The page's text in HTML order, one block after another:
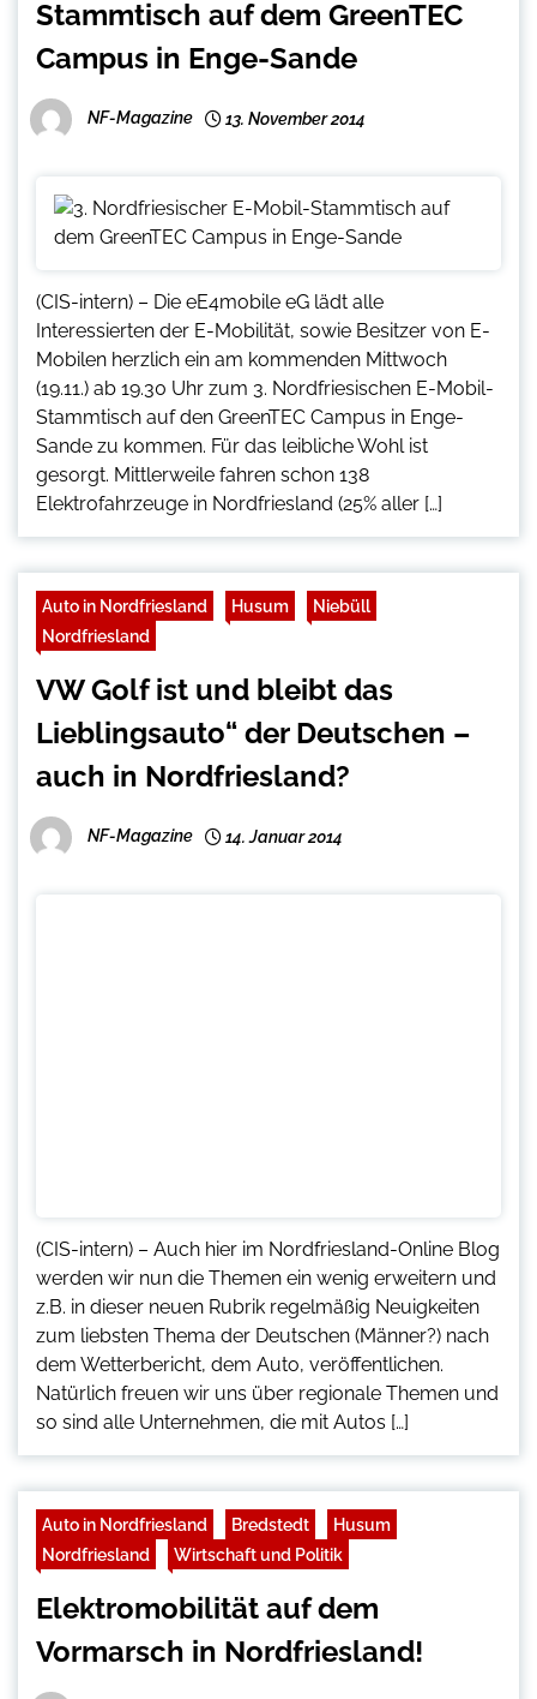
Stammtisch auf dem GreenTEC
Campus in Enge-Sande
NF-Magazine 13. November 2014
(CIS-intern) – Die eE4mobile eG lädt alle
Interessierten der E-Mobilität, sowie Besitzer von E-
Mobilen herzlich ein am kommenden Mittwoch
(19.11.) ab 19.30 Uhr zum 3. Nordfriesischen E-Mobil-
Stammtisch auf den GreenTEC Campus in Enge-
Sande zu kommen. Für das leibliche Wohl ist
gesorgt. Mittlerweile fahren schon 138
Elektrofahrzeuge in Nordfriesland (25% aller […]
Auto in Nordfriesland Husum
Niebüll
Nordfriesland
VW Golf ist und bleibt das
Lieblingsauto“ der Deutschen –
auch in Nordfriesland?
NF-Magazine 14. Januar 2014
(CIS-intern) – Auch hier im Nordfriesland-Online Blog
werden wir nun die Themen ein wenig erweitern und
z.B. in dieser neuen Rubrik regelmäßig Neuigkeiten
zum liebsten Thema der Deutschen (Männer?) nach
dem Wetterbericht, dem Auto, veröffentlichen.
Natürlich freuen wir uns über regionale Themen und
so sind alle Unternehmen, die mit Autos […]
Auto in Nordfriesland Bredstedt
Husum
Nordfriesland
Wirtschaft und Politik
Elektromobilität auf dem
Vormarsch in Nordfriesland!